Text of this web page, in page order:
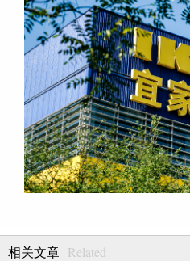
相关文章 Related